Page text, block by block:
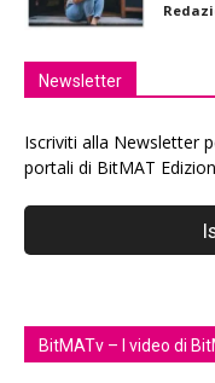
Newsletter
Iscriviti alla Newsletter
portali di BitMAT
BitMATv – I video di